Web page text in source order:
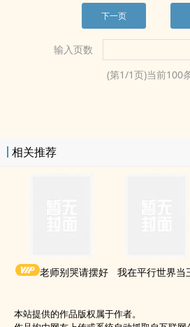
下一页
输入页数
(第1/1页)当前100
相关推荐
老师别哭请摆好 我在平行世界当
本站提供的作品版权属于作者。